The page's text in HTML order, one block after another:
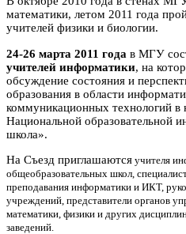
математики, летом 2011 года
учителей физики и биологии.
24-26 марта 2011 года в МГУ
учителей информатики, на
обсуждение состояния и
образования в области
коммуникационных технологий в
Национальной образовательной
школа».
На Съезд приглашаются учителя
общеобразовательных школ,
преподавания информатики и ИКТ,
учреждений, представители органов
математики, физики и других
заведений.